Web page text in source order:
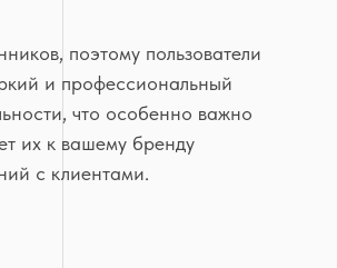
поэтому пользователи
и профессиональный
что особенно важно
их к вашему бренду
с клиентами.